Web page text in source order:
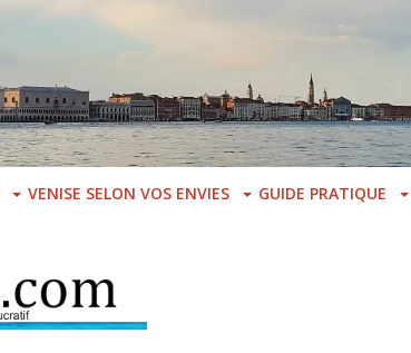
VENISE SELON VOS ENVIES GUIDE PRATIQUE